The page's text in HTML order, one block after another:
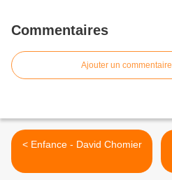
Commentaires
Ajouter un commentaire
< Enfance - David Chomier